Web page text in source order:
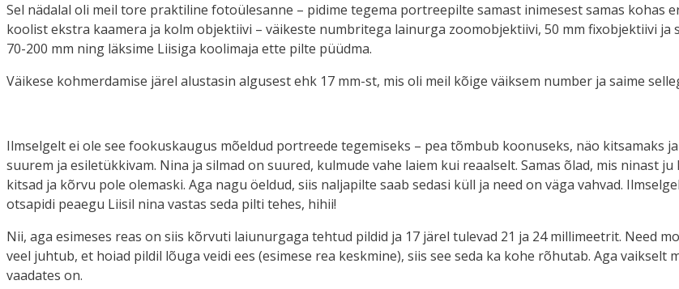
Sel nädalal oli meil tore praktiline fotoülesanne – pidime tegema portreepilte samast inimesest samas kohas
koolist ekstra kaamera ja kolm objektiivi – väikeste numbritega lainurga zoomobjektiivi, 50 mm fixobjektiivi
70-200 mm ning läksime Liisiga koolimaja ette pilte püüdma.
Väikese kohmerdamise järel alustasin algusest ehk 17 mm-st, mis oli meil kõige väiksem number ja saime
Ilmselgelt ei ole see fookuskaugus mõeldud portreede tegemiseks – pea tõmbub koonuseks, näo kitsamaks
suurem ja esiletükkivam. Nina ja silmad on suured, kulmude vahe laiem kui reaalselt. Samas õlad, mis ninast
kitsad ja kõrvu pole olemaski. Aga nagu öeldud, siis naljapilte saab sedasi küll ja need on väga vahvad.
otsapidi peaegu Liisil nina vastas seda pilti tehes, hihii!
Nii, aga esimeses reas on siis kõrvuti laiunurgaga tehtud pildid ja 17 järel tulevad 21 ja 24 millimeetrit. Need
veel juhtub, et hoiad pildil lõuga veidi ees (esimese rea keskmine), siis see seda ka kohe rõhutab. Aga
vaadates on.